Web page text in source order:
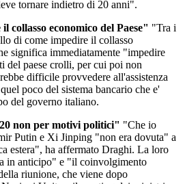
tornare indietro di 20 anni".
collasso economico del Paese" "Tra i
di come impedire il collasso
significa immediatamente "impedire
del paese crolli, per cui poi non
difficile provvedere all'assistenza
poco del sistema bancario che e'
del governo italiano.
non per motivi politici" "Che io
Putin e Xi Jinping "non era dovuta" a
estera", ha affermato Draghi. La loro
in anticipo" e "il coinvolgimento
riunione, che viene dopo